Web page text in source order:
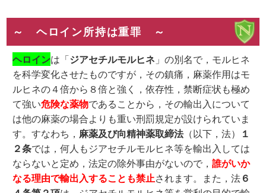
～ ヘロイン所持は重罪 ～
ヘロインは「ジアセチルモルヒネ 」の別名で，モルヒネ
を科学変化させたものですが，その鎮痛，麻薬作用はモ
ルヒネの４倍から８倍と強く，依存性，禁断症状も極め
て強い危険な薬物であることから，その輸出入について
は他の麻薬の場合よりも重い刑罰規定が設けられていま
す。すなわち， 麻薬及び向精神薬取締法（以下，法）
１
２条では，何人もジアセチルモルヒネ等を輸出入しては
ならないと定め，法定の除外事由がないので，誰がいか
なる理由で輸出入することも禁止されます。また，法６